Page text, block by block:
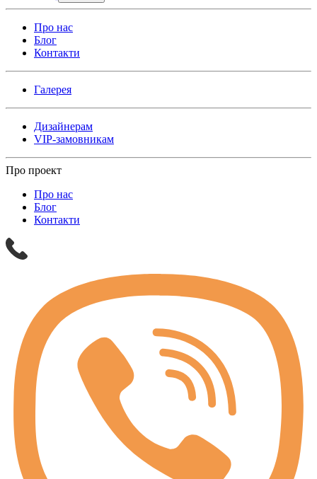
Про нас
Блог
Контакти
Галерея
Дизайнерам
VIP-замовникам
Про проект
Про нас
Блог
Контакти